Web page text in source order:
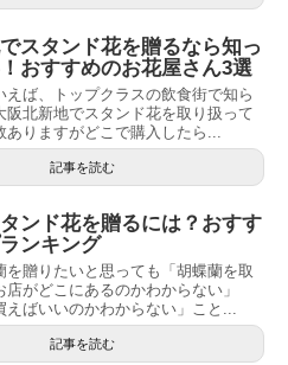
スタンド花を贈るなら知っ
おすすめのお花屋さん3選
えば、トップクラスの飲食街で知ら
阪北新地でスタンド花を取り扱って
ありますがどこで購入したら...
記事を読む
ンド花を贈るには？おすす
ンキング
を贈りたいと思っても「胡蝶蘭を取
店がどこにあるのかわからない」
えばいいのかわからない」こと...
記事を読む